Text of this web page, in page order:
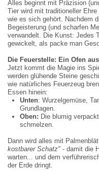
Alles beginnt mit Präzision
Tier wird mit traditioneller
wie es sich gehört. Nachdem
Begeisterung (und scharfen
verwandelt. Die Kunst: Jedes
gewickelt, als packe man
Die Feuerstelle: Ein Ofen
Jetzt kommt die Magie ins
werden glühende Steine
wie natürliches Feuerzeug
Essen hinein:
Unten: Wurzelgemüse,
Grundlagen.
Oben: Die blumig
schmelzen.
Dann wird alles mit
kostbarer Schatz" - damit die
warten... und dem
der Erde dringt.